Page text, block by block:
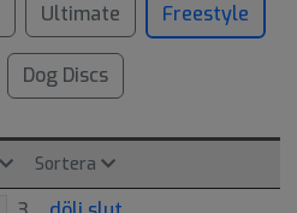
Ultimate Freestyle
Dog Discs
Sortera